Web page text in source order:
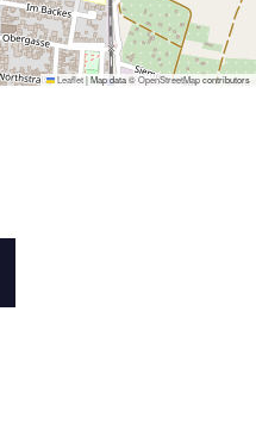
Leaflet|Map data ©OpenStreetMapcontributors